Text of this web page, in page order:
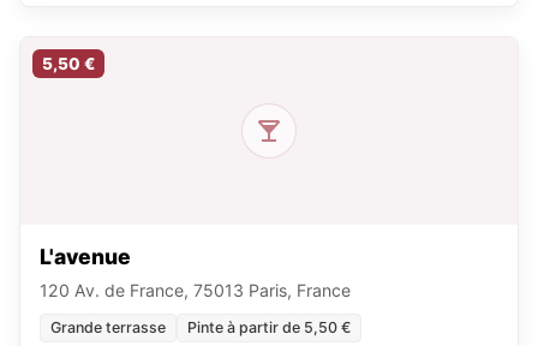
5,50 €
L'avenue
120 Av. de France, 75013 Paris, France
Grande terrasse Pinte à partir de 5,50 €